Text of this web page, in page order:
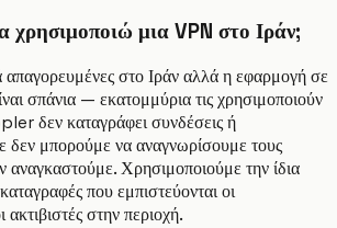
χρησιμοποιώ μια VPN στο Ιράν;
απαγορευμένες στο Ιράν αλλά η εφαρμογή σε
σπάνια — εκατομμύρια τις χρησιμοποιούν
δεν καταγράφει συνδέσεις ή
δεν μπορούμε να αναγνωρίσουμε τους
αναγκαστούμε. Χρησιμοποιούμε την ίδια
που εμπιστεύονται οι
στην περιοχή.